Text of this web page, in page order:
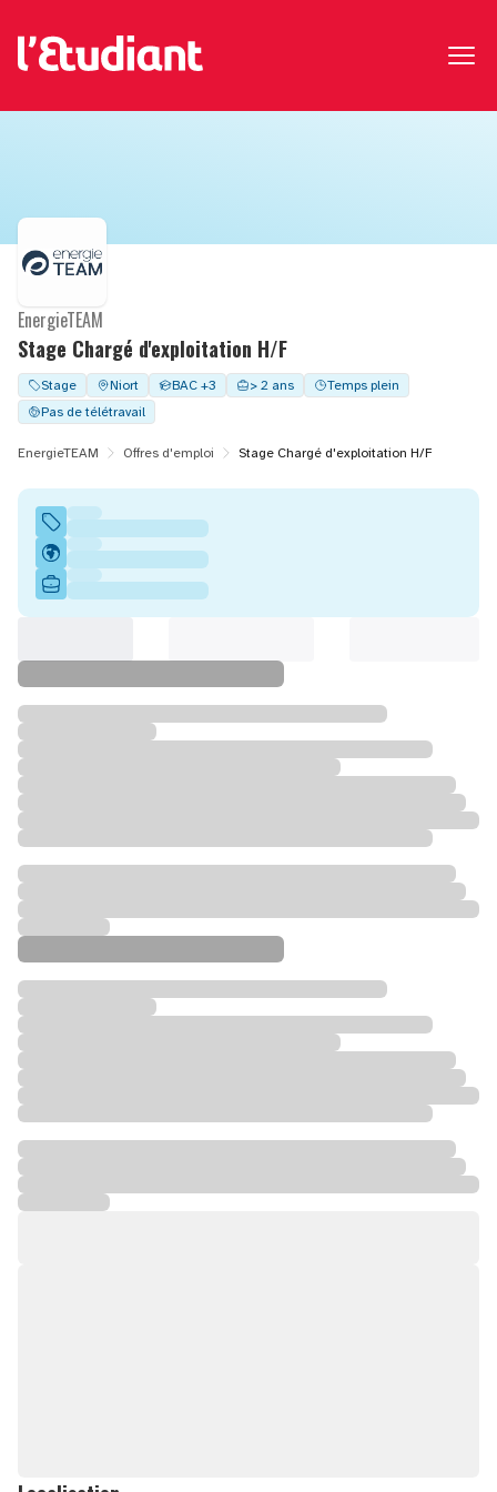
Stage Chargé d'exploitation H/F
EnergieTEAM
Stage Niort BAC +3 > 2 ans
Temps plein
Pas de télétravail
EnergieTEAM Offres d'emploi Stage Chargé d'exploitation H/F